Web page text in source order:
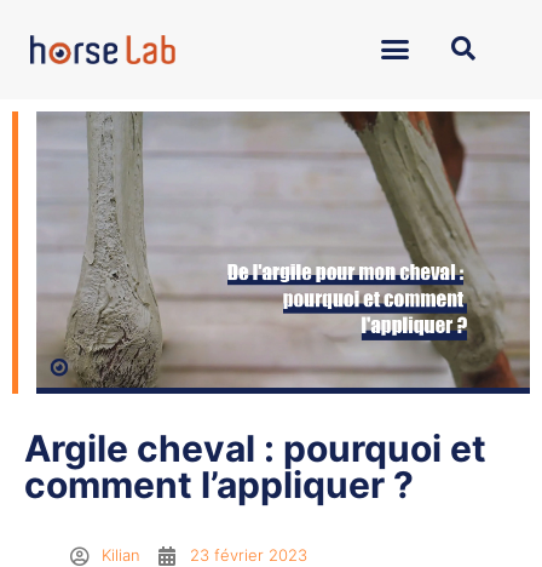
Argile cheval : pourquoi et
comment l’appliquer ?
Kilian 23 février 2023